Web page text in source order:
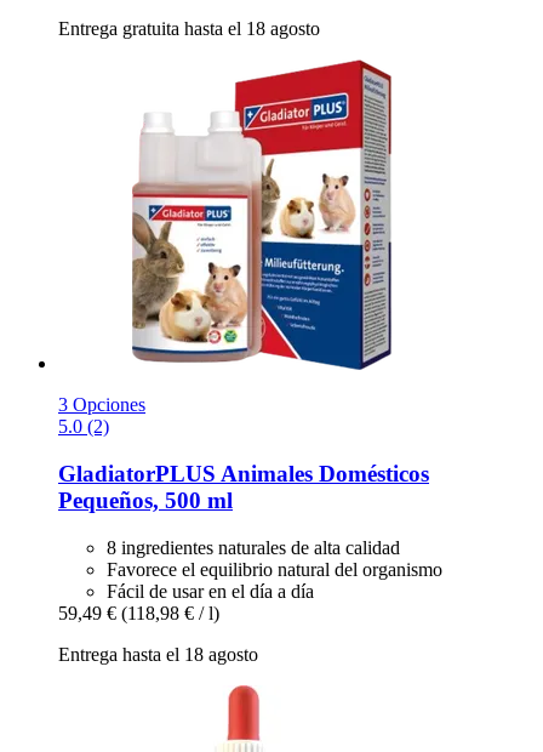
Entrega gratuita hasta el 18 agosto
3 Opciones
5.0 (2)
GladiatorPLUS Animales Domésticos
Pequeños, 500 ml
8 ingredientes naturales de alta calidad
Favorece el equilibrio natural del organismo
Fácil de usar en el día a día
59,49 € (118,98 € / l)
Entrega hasta el 18 agosto